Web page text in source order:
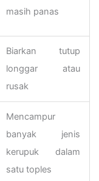
masih panas
Biarkan tutup
longgar atau
rusak
Mencampur
banyak jenis
kerupuk dalam
satu toples